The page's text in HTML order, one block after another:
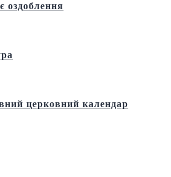
оздоблення
церковний календар